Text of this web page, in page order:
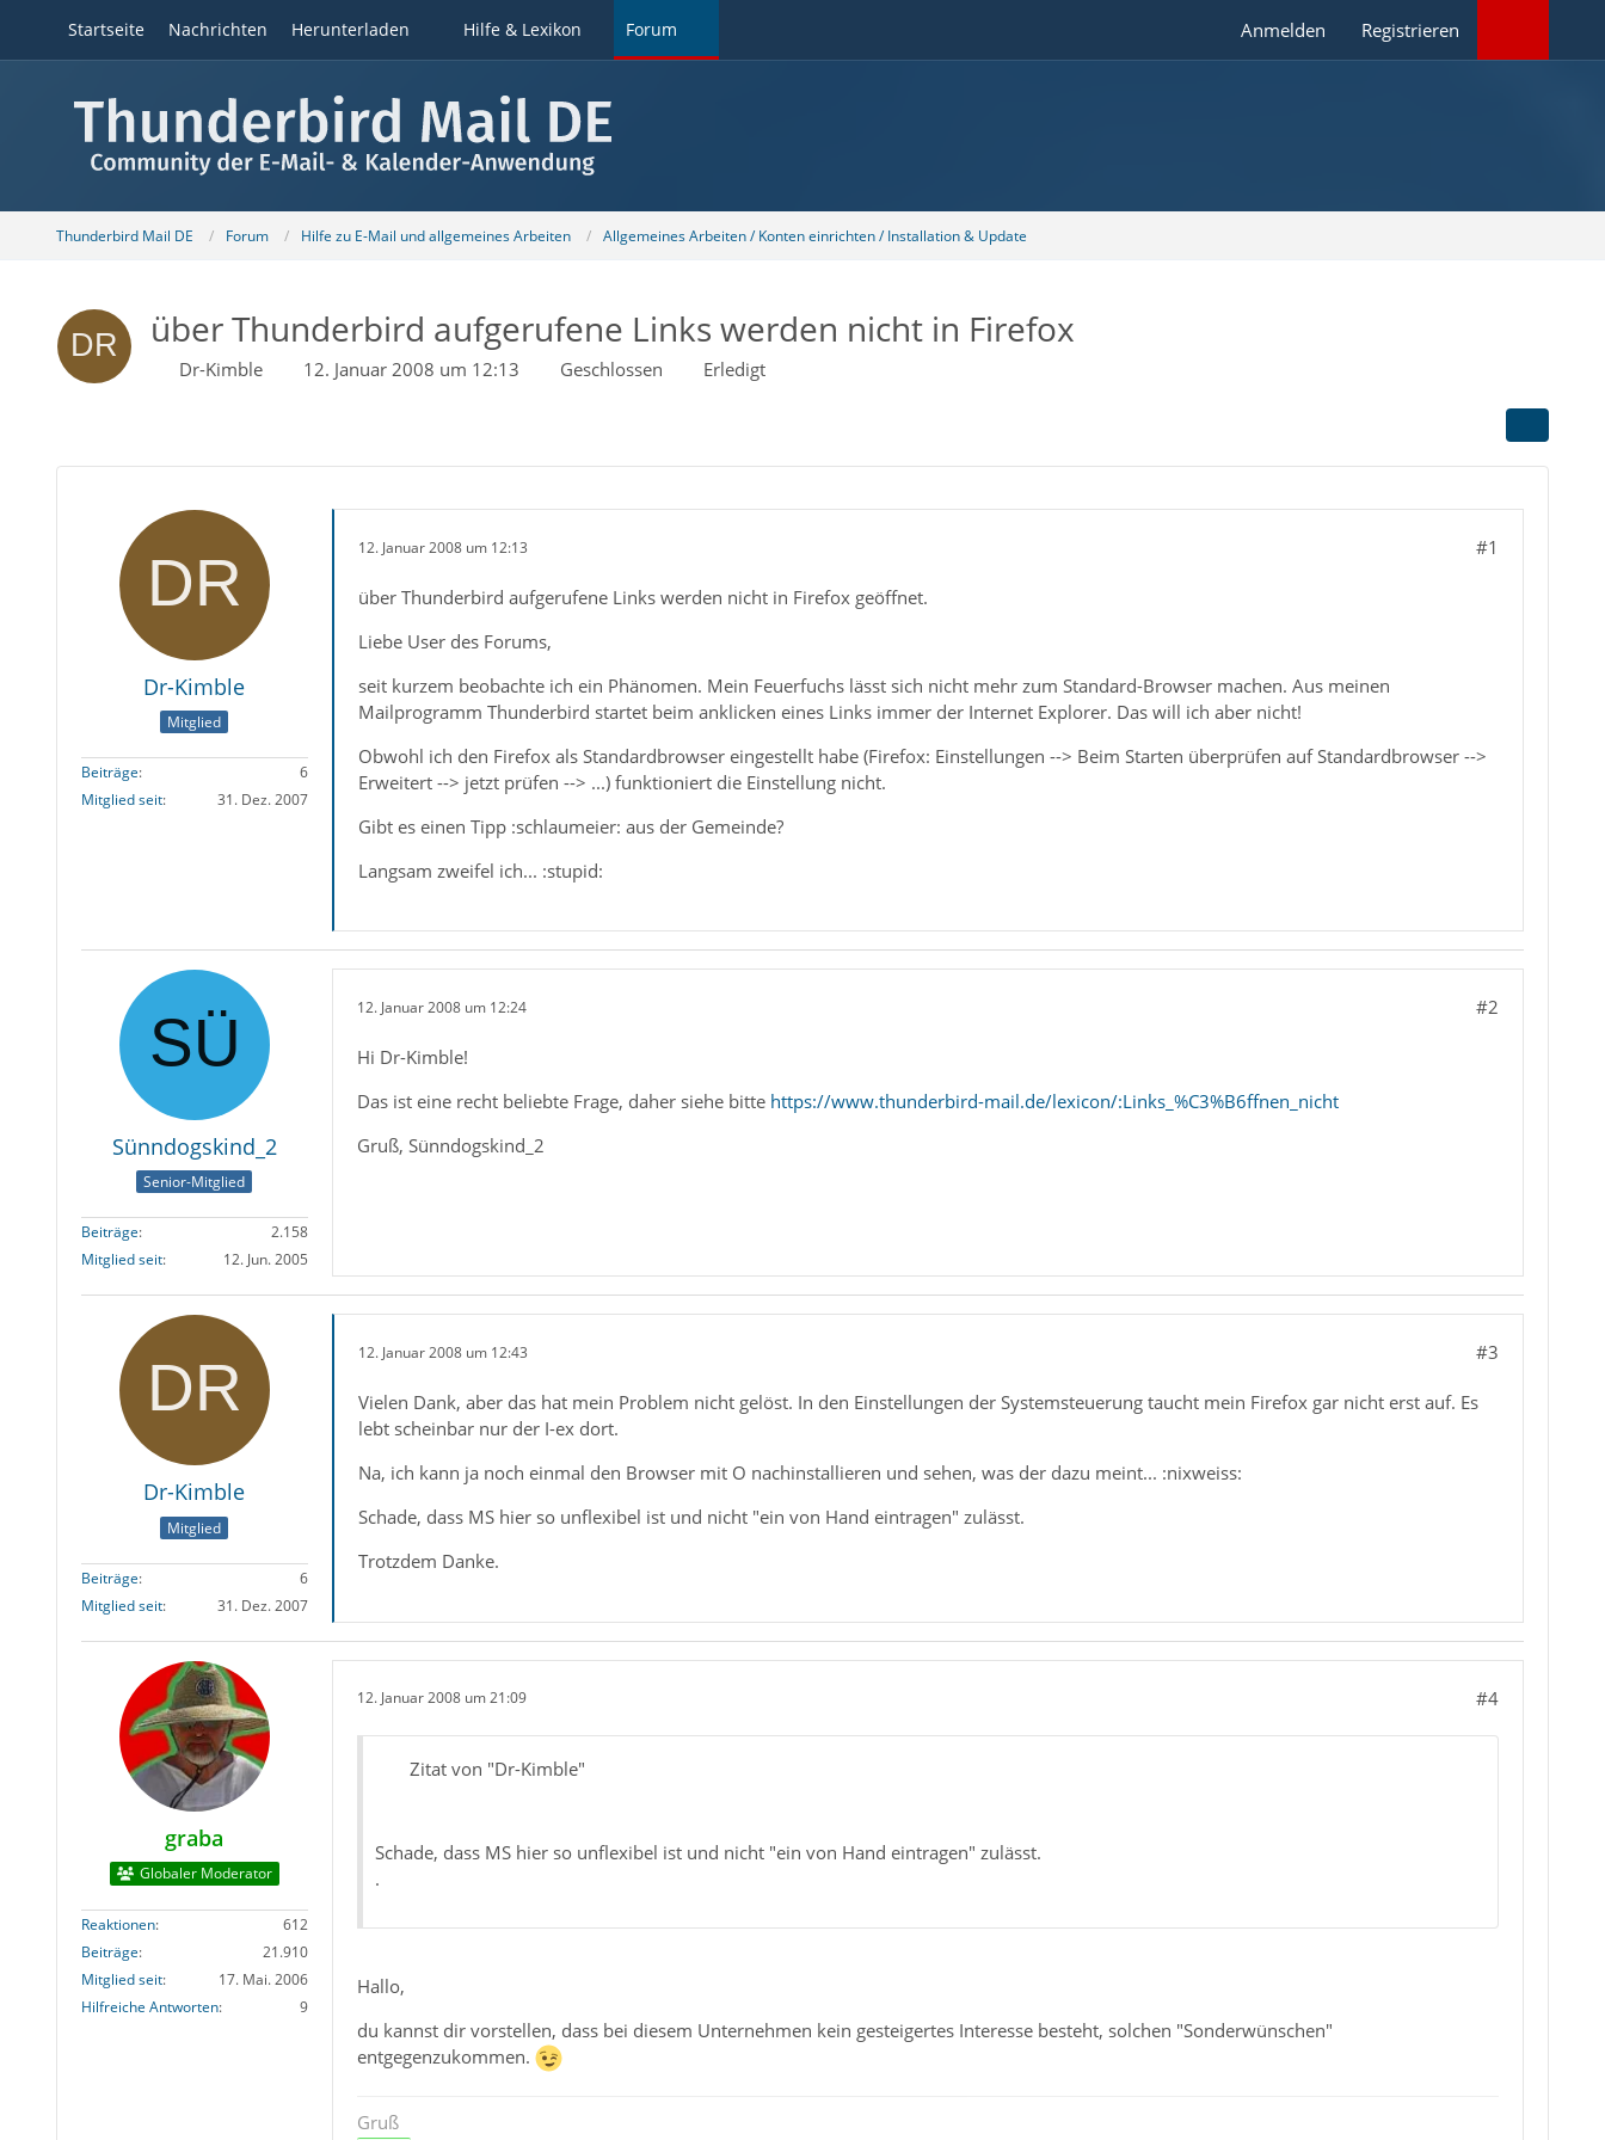
Startseite Nachrichten Herunterladen Hilfe & Lexikon Forum Anmelden Registrieren
Thunderbird Mail DE Forum Hilfe zu E-Mail und allgemeines Arbeiten Allgemeines Arbeiten / Konten einrichten / Installation & Update
über Thunderbird aufgerufene Links werden nicht in Firefox
Dr-Kimble 12. Januar 2008 um 12:13 Geschlossen Erledigt
Dr-Kimble
Mitglied
Beiträge
6
Mitglied seit
31. Dez. 2007
12. Januar 2008 um 12:13 #1
über Thunderbird aufgerufene Links werden nicht in Firefox geöffnet.
Liebe User des Forums,
seit kurzem beobachte ich ein Phänomen. Mein Feuerfuchs lässt sich nicht mehr zum Standard-Browser machen. Aus meinen
Mailprogramm Thunderbird startet beim anklicken eines Links immer der Internet Explorer. Das will ich aber nicht!
Obwohl ich den Firefox als Standardbrowser eingestellt habe (Firefox: Einstellungen --> Beim Starten überprüfen auf Standardbrowser -->
Erweitert --> jetzt prüfen --> ...) funktioniert die Einstellung nicht.
Gibt es einen Tipp :schlaumeier: aus der Gemeinde?
Langsam zweifel ich... :stupid:
Sünndogskind_2
Senior-Mitglied
Beiträge
2.158
Mitglied seit
12. Jun. 2005
12. Januar 2008 um 12:24 #2
Hi Dr-Kimble!
Das ist eine recht beliebte Frage, daher siehe bitte https://www.thunderbird-mail.de/lexicon/:Links_%C3%B6ffnen_nicht
Gruß, Sünndogskind_2
Dr-Kimble
Mitglied
Beiträge
6
Mitglied seit
31. Dez. 2007
12. Januar 2008 um 12:43 #3
Vielen Dank, aber das hat mein Problem nicht gelöst. In den Einstellungen der Systemsteuerung taucht mein Firefox gar nicht erst auf. Es
lebt scheinbar nur der I-ex dort.
Na, ich kann ja noch einmal den Browser mit O nachinstallieren und sehen, was der dazu meint... :nixweiss:
Schade, dass MS hier so unflexibel ist und nicht "ein von Hand eintragen" zulässt.
Trotzdem Danke.
graba
Globaler Moderator
Reaktionen
612
Beiträge
21.910
Mitglied seit
17. Mai. 2006
Hilfreiche Antworten
9
12. Januar 2008 um 21:09 #4
Zitat von "Dr-Kimble"
Schade, dass MS hier so unflexibel ist und nicht "ein von Hand eintragen" zulässt.
.
Hallo,
du kannst dir vorstellen, dass bei diesem Unternehmen kein gesteigertes Interesse besteht, solchen "Sonderwünschen"
entgegenzukommen.
Gruß